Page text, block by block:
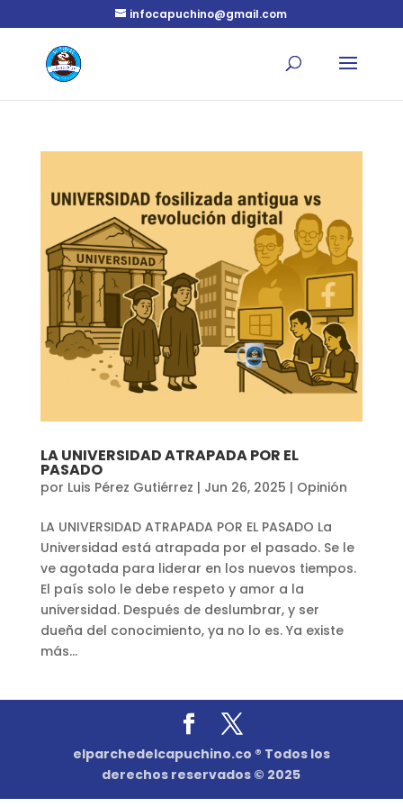
infocapuchino@gmail.com
LA UNIVERSIDAD ATRAPADA POR EL
PASADO
por Luis Pérez Gutiérrez | Jun 26, 2025 | Opinión
LA UNIVERSIDAD ATRAPADA POR EL PASADO La
Universidad está atrapada por el pasado. Se le
ve agotada para liderar en los nuevos tiempos.
El país solo le debe respeto y amor a la
universidad. Después de deslumbrar, y ser
dueña del conocimiento, ya no lo es. Ya existe
más...
elparchedelcapuchino.co ® Todos los
derechos reservados © 2025